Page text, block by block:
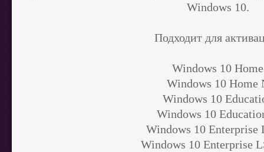
Windows 10.
Подходит для
Windows 10 Home
Windows 10 Home
Windows 10
Windows 10
Windows 10 Enterprise
Windows 10 Enterprise